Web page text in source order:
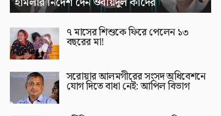
৭ মাসের শিশুকে ফিরে পেলেন ১৩
বছরের মা!
সরোয়ার আলমগীরের সংসদ অধিবেশনে
যোগ দিতে বাধা নেই: আপিল বিভাগ